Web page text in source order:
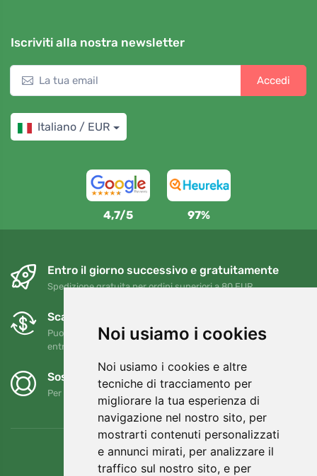
Noi usiamo i cookies
Noi usiamo i cookies e altre
tecniche di tracciamento per
migliorare la tua esperienza di
navigazione nel nostro sito, per
mostrarti contenuti personalizzati
e annunci mirati, per analizzare il
traffico sul nostro sito, e per
Iscriviti alla nostra newsletter
Accedi
Italiano / EUR
4,7/5 97%
Entro il giorno successivo e gratuitamente
Spedizione gratuita per ordini superiori a 80 EUR
Scambi e resi gratuiti
Puoi restituire o cambiare il tuo ordine in qualsiasi momento
entro 90 giorni
Sosteniamo Trees.org
Per ogni ordine piantiamo un albero! Leggi di più